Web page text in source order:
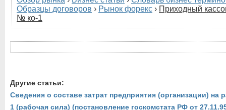
Образцы договоров › Рынок форекс › Приходный
№ ко-1
Другие статьи:
Сведения о составе затрат предприятия (организации)
1 (рабочая сила) (постановление госкомстата РФ от